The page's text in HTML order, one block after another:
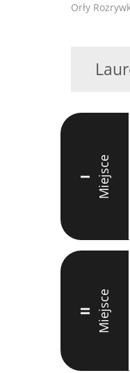
Orły
I Miejsce
II Miejsce